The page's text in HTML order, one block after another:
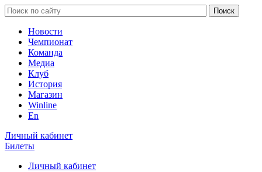
Новости
Чемпионат
Команда
Медиа
Клуб
История
Магазин
Winline
En
Личный кабинет
Билеты
Личный кабинет